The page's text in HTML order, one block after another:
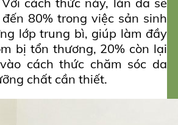
80% trong việc sản sinh
lớp trung bì, giúp làm đầy
bị tổn thương, 20% còn lại
cách thức chăm sóc da
chất cần thiết.